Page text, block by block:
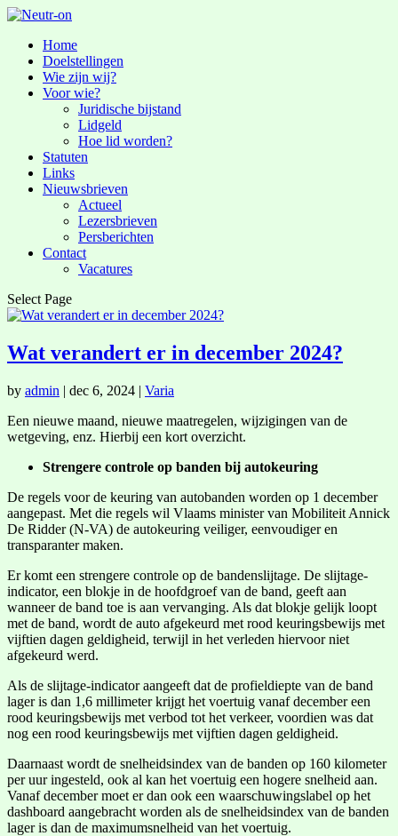
Home
Doelstellingen
Wie zijn wij?
Voor wie?
Juridische bijstand
Lidgeld
Hoe lid worden?
Statuten
Links
Nieuwsbrieven
Actueel
Lezersbrieven
Persberichten
Contact
Vacatures
Select Page
Wat verandert er in december 2024?
by admin | dec 6, 2024 | Varia
Een nieuwe maand, nieuwe maatregelen, wijzigingen van de
wetgeving, enz. Hierbij een kort overzicht.
Strengere controle op banden bij autokeuring
De regels voor de keuring van autobanden worden op 1 december
aangepast. Met die regels wil Vlaams minister van Mobiliteit Annick
De Ridder (N-VA) de autokeuring veiliger, eenvoudiger en
transparanter maken.
Er komt een strengere controle op de bandenslijtage. De slijtage-
indicator, een blokje in de hoofdgroef van de band, geeft aan
wanneer de band toe is aan vervanging. Als dat blokje gelijk loopt
met de band, wordt de auto afgekeurd met rood keuringsbewijs met
vijftien dagen geldigheid, terwijl in het verleden hiervoor niet
afgekeurd werd.
Als de slijtage-indicator aangeeft dat de profieldiepte van de band
lager is dan 1,6 millimeter krijgt het voertuig vanaf december een
rood keuringsbewijs met verbod tot het verkeer, voordien was dat
nog een rood keuringsbewijs met vijftien dagen geldigheid.
Daarnaast wordt de snelheidsindex van de banden op 160 kilometer
per uur ingesteld, ook al kan het voertuig een hogere snelheid aan.
Vanaf december moet er dan ook een waarschuwingslabel op het
dashboard aangebracht worden als de snelheidsindex van de banden
lager is dan de maximumsnelheid van het voertuig.